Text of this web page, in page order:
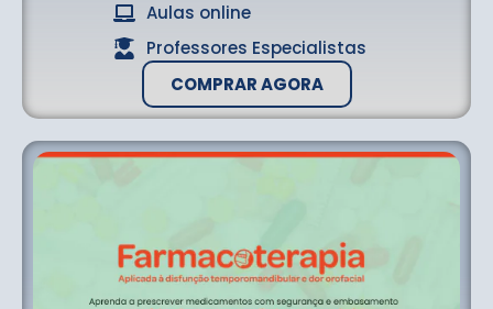
Aulas online
Professores Especialistas
COMPRAR AGORA